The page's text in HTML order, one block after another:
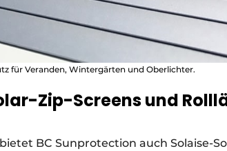
für Veranden, Wintergärten und Oberlichter.
Zip-Screens und
BC Sunprotection auch Solaise-